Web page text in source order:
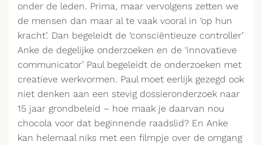
onder de leden. Prima, maar vervolgens zetten we
de mensen dan maar al te vaak vooral in ‘op hun
kracht’. Dan begeleidt de ‘consciëntieuze controller’
Anke de degelijke onderzoeken en de ‘innovatieve
communicator’ Paul begeleidt de onderzoeken met
creatieve werkvormen. Paul moet eerlijk gezegd ook
niet denken aan een stevig dossieronderzoek naar
15 jaar grondbeleid – hoe maak je daarvan nou
chocola voor dat beginnende raadslid? En Anke
kan helemaal niks met een filmpje over de omgang